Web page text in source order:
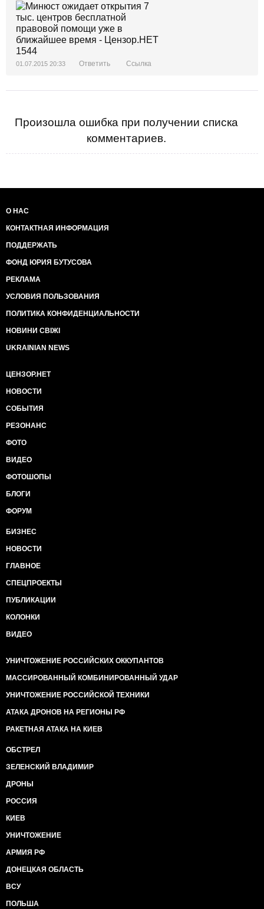
01.07.2015 20:33 Ответить Ссылка
Произошла ошибка при получении списка
комментариев.
О НАС
КОНТАКТНАЯ ИНФОРМАЦИЯ
ПОДДЕРЖАТЬ
ФОНД ЮРИЯ БУТУСОВА
РЕКЛАМА
УСЛОВИЯ ПОЛЬЗОВАНИЯ
ПОЛИТИКА КОНФИДЕНЦИАЛЬНОСТИ
НОВИНИ СВІЖІ
UKRAINIAN NEWS
ЦЕНЗОР.НЕТ
НОВОСТИ
СОБЫТИЯ
РЕЗОНАНС
ФОТО
ВИДЕО
ФОТОШОПЫ
БЛОГИ
ФОРУМ
БИЗНЕС
НОВОСТИ
ГЛАВНОЕ
СПЕЦПРОЕКТЫ
ПУБЛИКАЦИИ
КОЛОНКИ
ВИДЕО
УНИЧТОЖЕНИЕ РОССИЙСКИХ ОККУПАНТОВ
МАССИРОВАННЫЙ КОМБИНИРОВАННЫЙ УДАР
УНИЧТОЖЕНИЕ РОССИЙСКОЙ ТЕХНИКИ
АТАКА ДРОНОВ НА РЕГИОНЫ РФ
РАКЕТНАЯ АТАКА НА КИЕВ
ОБСТРЕЛ
ЗЕЛЕНСКИЙ ВЛАДИМИР
ДРОНЫ
РОССИЯ
КИЕВ
УНИЧТОЖЕНИЕ
АРМИЯ РФ
ДОНЕЦКАЯ ОБЛАСТЬ
ВСУ
ПОЛЬША